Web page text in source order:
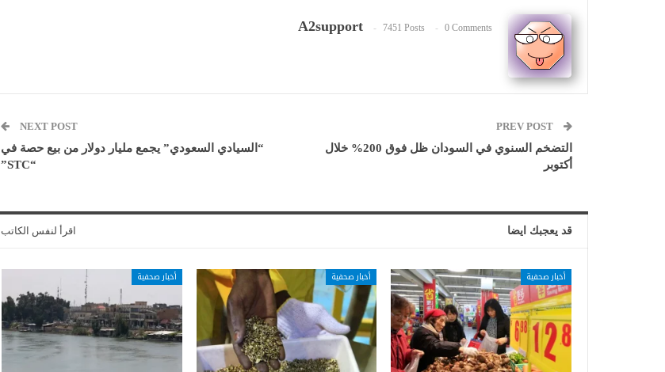
A2support 7451 Posts 0 Comments
التضخم السنوي في السودان ظل فوق 200% خلال
أكتوبر
NEXT POST
“السيادي السعودي” يجمع مليار دولار من بيع حصة في
“STC”
قد يعجبك ايضا اقرأ لنفس الكاتب
أخبار صحفية أخبار صحفية أخبار صحفية